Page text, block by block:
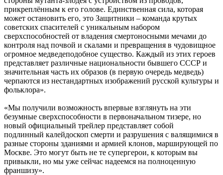
прикреплённым к его голове. Единственная сила, которая
может остановить его, это Защитники – команда крутых
советских спасителей с уникальным набором
сверхспособностей от владения смертоносными мечами до
контроля над почвой и скалами и превращения в чудовищное
огромное медведеподобное существо. Каждый из этих героев
представляет различные национальности бывшего СССР и
значительная часть их образов (в первую очередь медведь)
черпаются из нестандартных изображений русской культуры и
фольклора».
«Мы получили возможность впервые взглянуть на эти
безумные сверхспособности в первоначальном тизере, но
новый официальный трейлер представляет собой
подлинный калейдоскоп смерти и разрушения с валящимися в
разные стороны зданиями и армией клонов, марширующей по
Москве. Это могут быть не те супергерои, к которым вы
привыкли, но мы уже сейчас надеемся на полноценную
франшизу».